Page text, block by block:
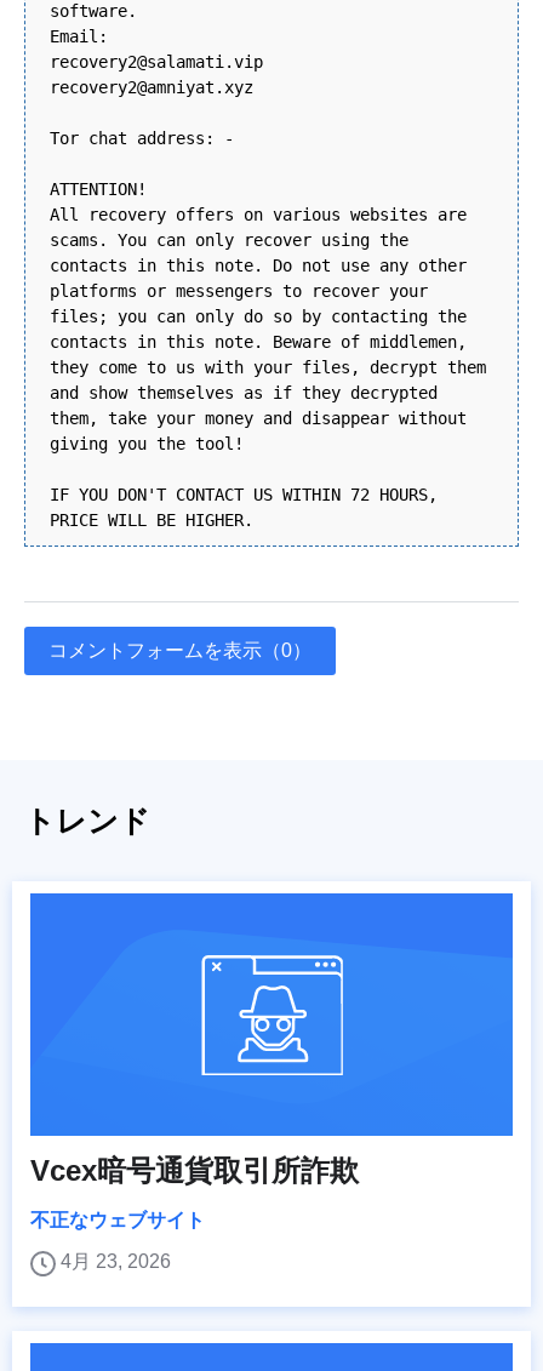
software.
Email:
recovery2@salamati.vip
recovery2@amniyat.xyz
Tor chat address: -
ATTENTION!
All recovery offers on various websites are
scams. You can only recover using the
contacts in this note. Do not use any other
platforms or messengers to recover your
files; you can only do so by contacting the
contacts in this note. Beware of middlemen,
they come to us with your files, decrypt them
and show themselves as if they decrypted
them, take your money and disappear without
giving you the tool!
IF YOU DON'T CONTACT US WITHIN 72 HOURS,
PRICE WILL BE HIGHER.
コメントフォームを表示（0）
トレンド
Vcex暗号通貨取引所詐欺
不正なウェブサイト
4月 23, 2026